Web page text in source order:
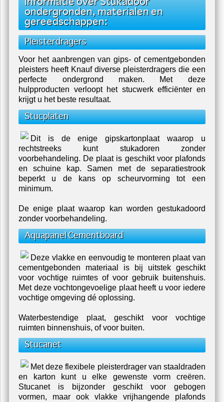
ondergronden, materialen en
gereedschappen:
Pleisterdragers
Voor het aanbrengen van gips- of cementgebonden
pleisters heeft Knauf diverse pleisterdragers die een
perfecte ondergrond maken. Met deze
hulpproducten verloopt het stucwerk efficiënter en
krijgt u het beste resultaat.
Stucplaten
Dit is de enige gipskartonplaat waarop u
rechtstreeks kunt stukadoren zonder
voorbehandeling. De plaat is geschikt voor plafonds
en schuine kap. Samen met de separatiestrook
beperkt u de kans op scheurvorming tot een
minimum.
De enige plaat waarop kan worden gestukadoord
zonder voorbehandeling.
Aquapanel Cementboard
Deze vlakke en eenvoudig te monteren plaat van
cementgebonden materiaal is bij uitstek geschikt
voor vochtige ruimtes of voor gebruik buitenshuis.
Met deze vochtongevoelige plaat heeft u voor iedere
vochtige omgeving dé oplossing.
Waterbestendige plaat, geschikt voor vochtige
ruimten binnenshuis, of voor buiten.
Stucanet
Met deze flexibele pleisterdrager van staaldraden
en karton kunt u elke gewenste vorm creëren.
Stucanet is bijzonder geschikt voor gebogen
vormen, maar ook vlakke vrijhangende plafonds